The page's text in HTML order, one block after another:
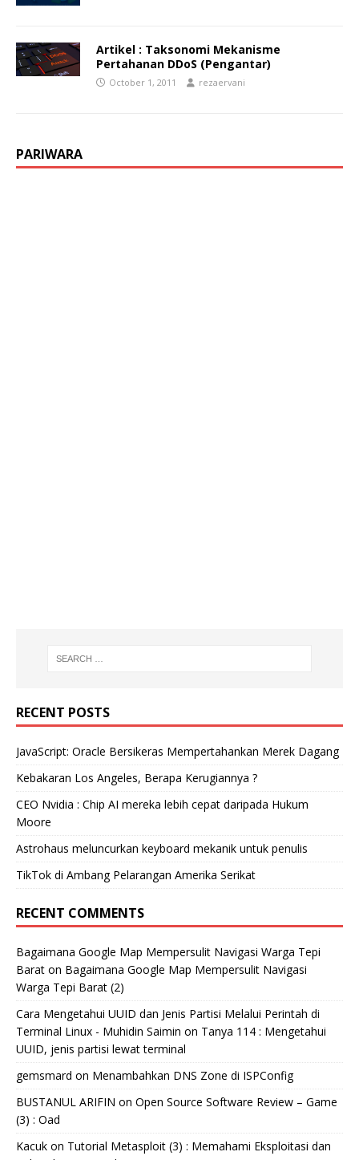
Artikel : Taksonomi Mekanisme
Pertahanan DDoS (Pengantar)
October 1, 2011 rezaervani
PARIWARA
RECENT POSTS
JavaScript: Oracle Bersikeras Mempertahankan Merek Dagang
Kebakaran Los Angeles, Berapa Kerugiannya ?
CEO Nvidia : Chip AI mereka lebih cepat daripada Hukum
Moore
Astrohaus meluncurkan keyboard mekanik untuk penulis
TikTok di Ambang Pelarangan Amerika Serikat
RECENT COMMENTS
Bagaimana Google Map Mempersulit Navigasi Warga Tepi
Barat on Bagaimana Google Map Mempersulit Navigasi
Warga Tepi Barat (2)
Cara Mengetahui UUID dan Jenis Partisi Melalui Perintah di
Terminal Linux - Muhidin Saimin on Tanya 114 : Mengetahui
UUID, jenis partisi lewat terminal
gemsmard on Menambahkan DNS Zone di ISPConfig
BUSTANUL ARIFIN on Open Source Software Review – Game
(3) : Oad
Kacuk on Tutorial Metasploit (3) : Memahami Eksploitasi dan